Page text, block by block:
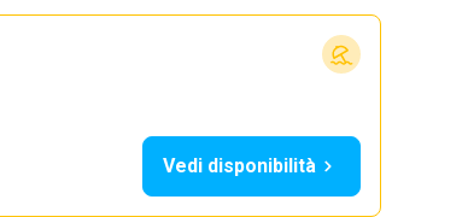
Vedi disponibilità